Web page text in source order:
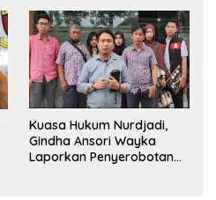
Kuasa Hukum Nurdjadi,
Gindha Ansori Wayka
Laporkan Penyerobotan